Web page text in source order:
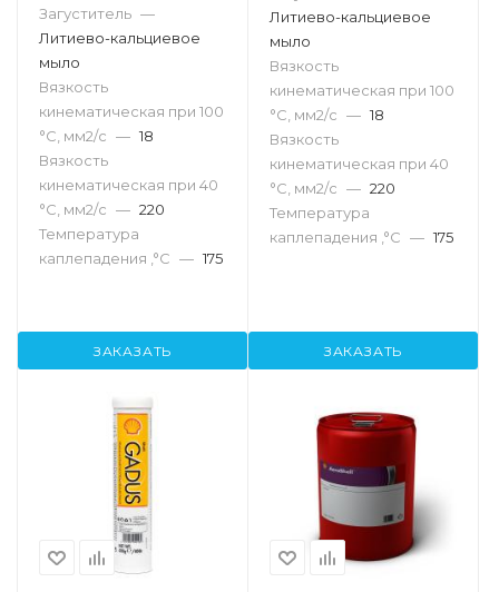
Загуститель —
Литиево-кальциевое
мыло
Вязкость
кинематическая при 100
°С, мм2/с — 18
Вязкость
кинематическая при 40
°С, мм2/с — 220
Температура
каплепадения ,°C — 175
ЗАКАЗАТЬ
Литиево-кальциевое
мыло
Вязкость
кинематическая при 100
°С, мм2/с — 18
Вязкость
кинематическая при 40
°С, мм2/с — 220
Температура
каплепадения ,°C — 175
ЗАКАЗАТЬ